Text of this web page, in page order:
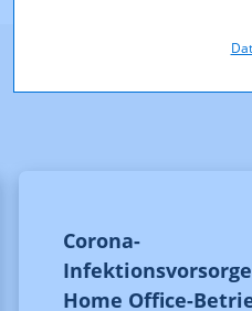
Corona-
Home Office-